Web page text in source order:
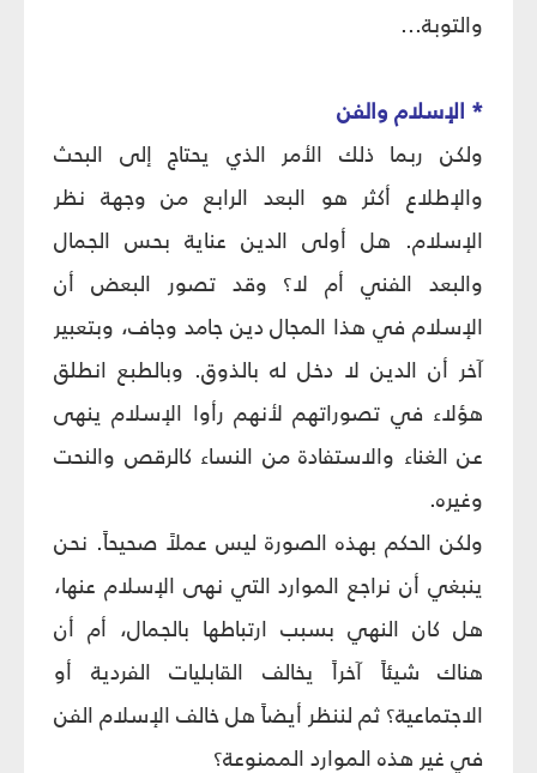
والتوبة...
* الإسلام والفن‏
ولكن ربما ذلك الأمر الذي يحتاج إلى البحث
والإطلاع أكثر هو البعد الرابع من وجهة نظر
الإسلام. هل أولى الدين عناية بحس الجمال
والبعد الفني أم لا؟ وقد تصور البعض أن
الإسلام في هذا المجال دين جامد وجاف، وبتعبير
آخر أن الدين لا دخل له بالذوق. وبالطبع انطلق
هؤلاء في تصوراتهم لأنهم رأوا الإسلام ينهى
عن الغناء والاستفادة من النساء كالرقص والنحت
وغيره.
ولكن الحكم بهذه الصورة ليس عملاً صحيحاً. نحن
ينبغي أن نراجع الموارد التي نهى الإسلام عنها،
هل كان النهي بسبب ارتباطها بالجمال، أم أن
هناك شيئاً آخراً يخالف القابليات الفردية أو
الاجتماعية؟ ثم لننظر أيضاً هل خالف الإسلام الفن
في غير هذه الموارد الممنوعة؟